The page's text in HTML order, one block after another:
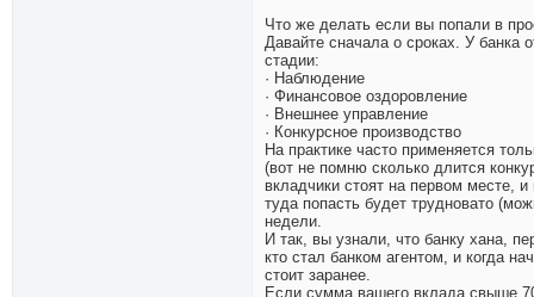
Что же делать если вы попали в
Давайте сначала о сроках. У банка
стадии:
· Наблюдение
· Финансовое оздоровление
· Внешнее управление
· Конкурсное производство
На практике часто применяется
(вот не помню сколько длится
вкладчики стоят на первом месте,
туда попасть будет трудновато
недели.
И так, вы узнали, что банку хана,
кто стал банком агентом, и когда
стоит заранее.
Если сумма вашего вклада свыше